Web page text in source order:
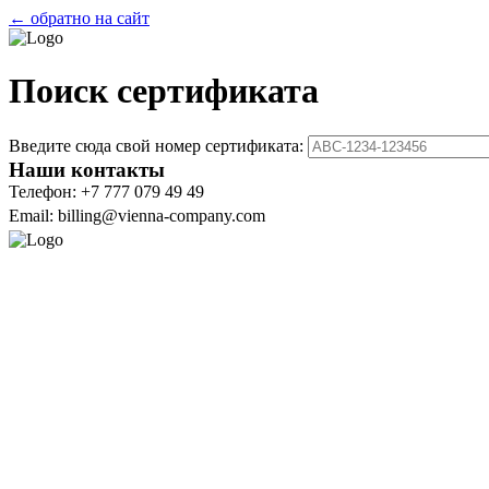
← обратно на сайт
Поиск сертификата
Введите сюда свой номер сертификата:
Наши контакты
Телефон: +7 777 079 49 49
Email: billing@vienna-company.com